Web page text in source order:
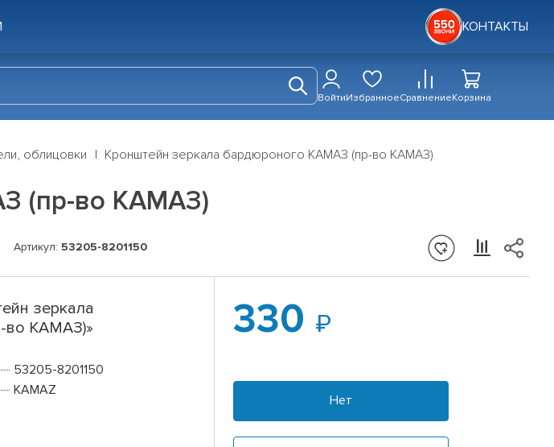
КОНТАКТЫ
ВойтиИзбранноеСравнениеКорзина
облицовки Кронштейн зеркала бардюроного КАМАЗ (пр-во КАМАЗ)
(пр-во КАМАЗ)
Артикул: 53205-8201150
зеркала
во КАМАЗ)»
53205-8201150
KAMAZ
330
Нет